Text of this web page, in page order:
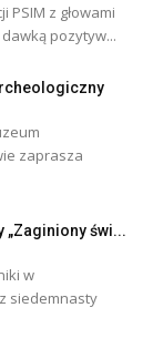
PSIM z głowami
dawką pozytyw...
zaprasza
„Zaginiony świ...
w
siedemnasty